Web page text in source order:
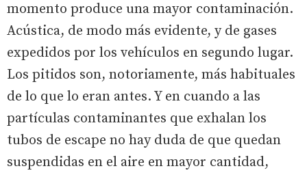
momento produce una mayor contaminación.
Acústica, de modo más evidente, y de gases
expedidos por los vehículos en segundo lugar.
Los pitidos son, notoriamente, más habituales
de lo que lo eran antes. Y en cuando a las
partículas contaminantes que exhalan los
tubos de escape no hay duda de que quedan
suspendidas en el aire en mayor cantidad,